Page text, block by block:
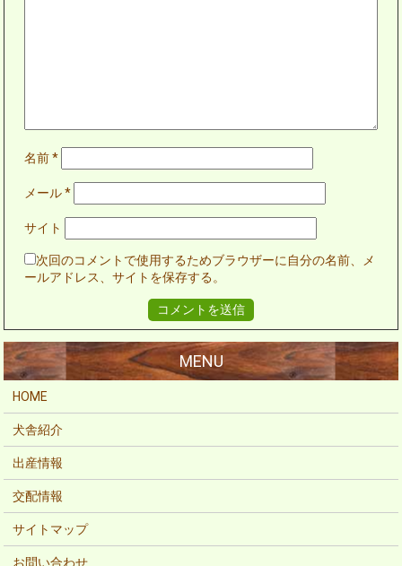
名前*
メール*
サイト
次回のコメントで使用するためブラウザーに自分の名前、メ
ールアドレス、サイトを保存する。
HOME
犬舎紹介
出産情報
交配情報
サイトマップ
お問い合わせ